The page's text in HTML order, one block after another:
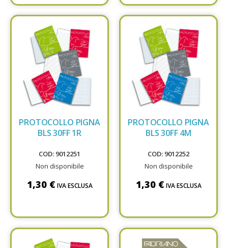
PROTOCOLLO PIGNA
BLS 30FF 1R
COD: 9012251
Non disponibile
1,30 € IVA ESCLUSA
PROTOCOLLO PIGNA
BLS 30FF 4M
COD: 9012252
Non disponibile
1,30 € IVA ESCLUSA